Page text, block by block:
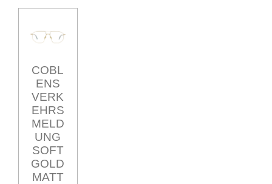
COBL
ENS
VERK
EHRS
MELD
UNG
SOFT
GOLD
MATT